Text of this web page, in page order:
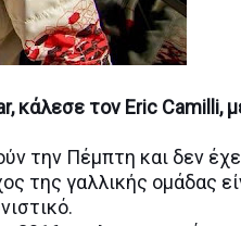
κάλεσε τον Eric Camilli,
την Πέμπτη και δεν
της γαλλικής ομάδας